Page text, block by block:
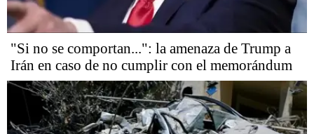
"Si no se comportan...": la amenaza de Trump a
Irán en caso de no cumplir con el memorándum